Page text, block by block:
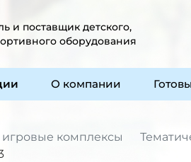
и поставщик детского,
оборудования
О компании
игровые комплексы